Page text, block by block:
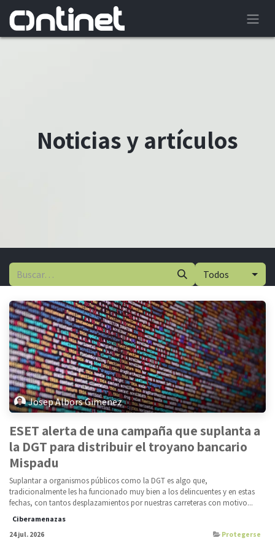
Noticias y artículos
Todos
Josep Albors Gimenez
ESET alerta de una campaña que suplanta a
la DGT para distribuir el troyano bancario
Mispadu
Suplantar a organismos públicos como la DGT es algo que,
tradicionalmente les ha funcionado muy bien a los delincuentes y en estas
fechas, con tantos desplazamientos por nuestras carreteras con motivo...
Ciberamenazas
24 jul. 2026 Protegerse